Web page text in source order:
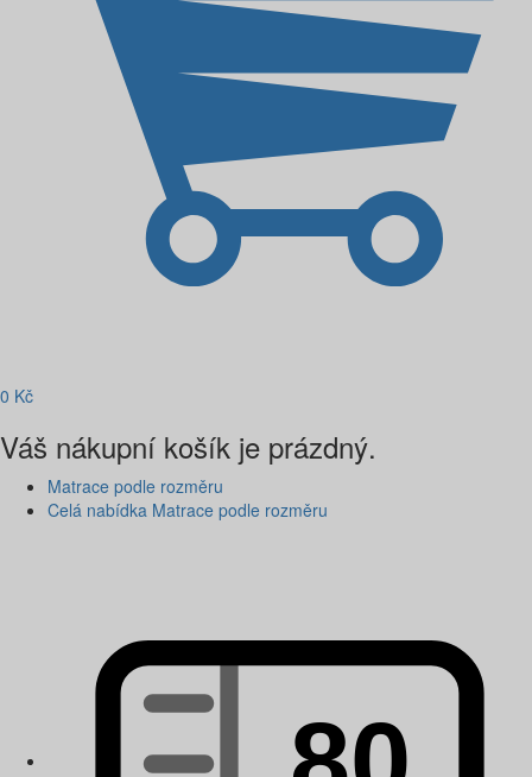
0 Kč
Váš nákupní košík je prázdný.
Matrace podle rozměru
Celá nabídka Matrace podle rozměru